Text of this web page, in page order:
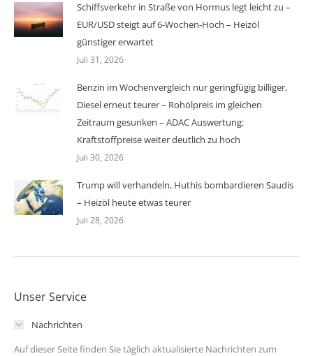
Schiffsverkehr in Straße von Hormus legt leicht zu –
EUR/USD steigt auf 6-Wochen-Hoch – Heizöl
günstiger erwartet
Juli 31, 2026
Benzin im Wochenvergleich nur geringfügig billiger,
Diesel erneut teurer – Rohölpreis im gleichen
Zeitraum gesunken – ADAC Auswertung:
Kraftstoffpreise weiter deutlich zu hoch
Juli 30, 2026
Trump will verhandeln, Huthis bombardieren Saudis
– Heizöl heute etwas teurer
Juli 28, 2026
Unser Service
Nachrichten
Auf dieser Seite finden Sie täglich aktualisierte Nachrichten zum